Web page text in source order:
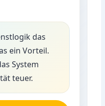
das
ein Vorteil.
System
teuer.